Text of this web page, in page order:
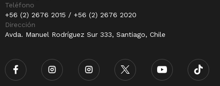
Teléfono
+56 (2) 2676 2015 / +56 (2) 2676 2020
Dirección
Avda. Manuel Rodríguez Sur 333, Santiago, Chile